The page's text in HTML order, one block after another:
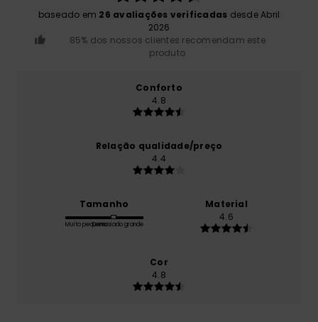
baseado em 26 avaliações verificadas desde Abril
2026
85% dos nossos clientes recomendam este
produto
Conforto
4.8
Relação qualidade/preço
4.4
Tamanho
Muito pequenoDemasiado grande
Material
4.6
Cor
4.8